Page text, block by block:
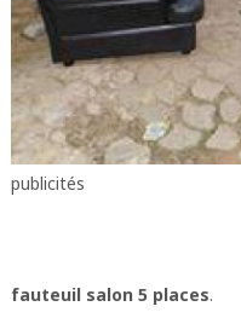
publicités
fauteuil salon 5 places.